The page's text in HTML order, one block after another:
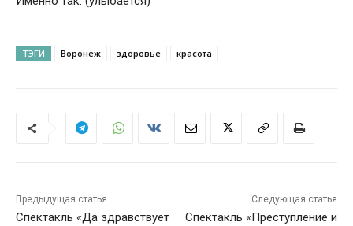
ТЭГИ Воронеж здоровье красота
Предыдущая статья
Спектакль «Да здравствует
Следующая статья
Спектакль «Преступление и